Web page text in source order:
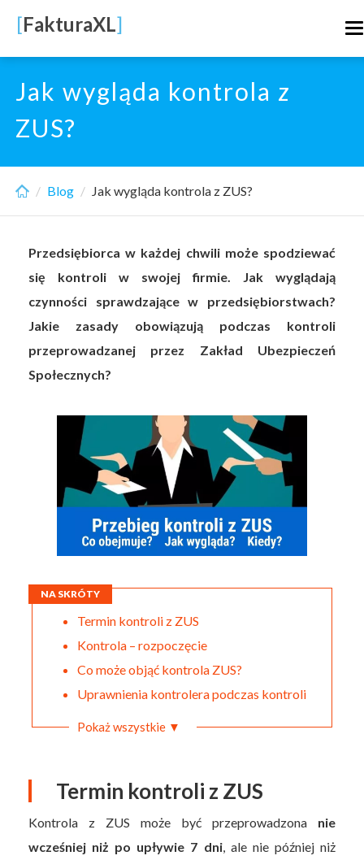
main
content
[FakturaXL]
Jak wygląda kontrola z
ZUS?
Blog Jak wygląda kontrola z ZUS?
Przedsiębiorca w każdej chwili może spodziewać
się kontroli w swojej firmie. Jak wyglądają
czynności sprawdzające w przedsiębiorstwach?
Jakie zasady obowiązują podczas kontroli
przeprowadzanej przez Zakład Ubezpieczeń
Społecznych?
NA SKRÓTY
Termin kontroli z ZUS
Kontrola – rozpoczęcie
Co może objąć kontrola ZUS?
Uprawnienia kontrolera podczas kontroli
Pokaż wszystkie ▼
Termin kontroli z ZUS
Kontrola z ZUS może być przeprowadzona nie
wcześniej niż po upływie 7 dni, ale nie później niż